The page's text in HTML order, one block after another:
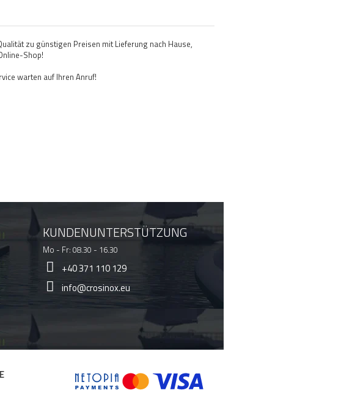
zu günstigen Preisen mit Lieferung nach Hause,
Shop!
warten auf Ihren Anruf!
KUNDENUNTERSTÜTZUNG
Mo - Fr: 08.30 - 16.30
+40 371 110 129
info@crosinox.eu